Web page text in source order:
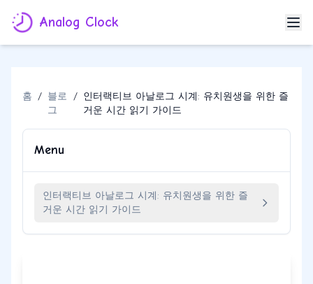
Analog Clock
홈 / 블로
그
/ 인터랙티브 아날로그 시계: 유치원생을 위한 즐
거운 시간 읽기 가이드
Menu
인터랙티브 아날로그 시계: 유치원생을 위한 즐
거운 시간 읽기 가이드